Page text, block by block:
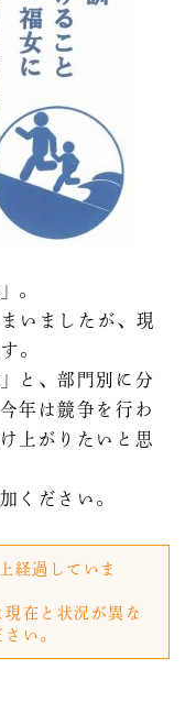
。
いましたが、現
。
と、部門別に分
年は競争を行わ
上がりたいと思
ください。
経過していま
在と状況が異な
い。